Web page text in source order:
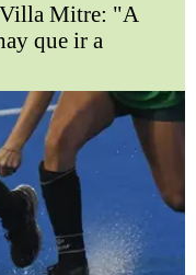
Villa Mitre: "A
que ir a